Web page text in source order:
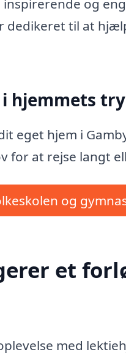
og
dedikeret til at
hjemmets
eget hjem i
for at rejse langt
og
et
med